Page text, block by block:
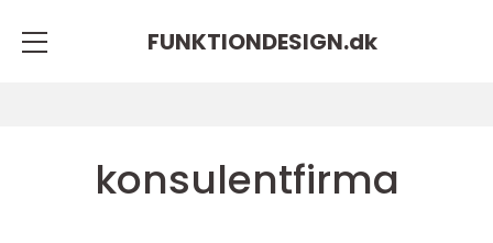
FUNKTIONDESIGN.dk
konsulentfirma